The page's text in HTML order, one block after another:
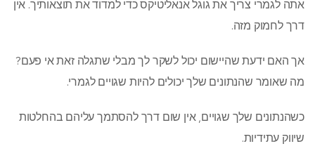
אתה לגמרי צריך את גוגל אנאליטיקס כדי למדוד את תוצאותיך. אין
דרך לחמוק מזה.
אך האם ידעת שהיישום יכול לשקר לך מבלי שתגלה זאת אי פעם?
מה שאומר שהנתונים שלך יכולים להיות שגויים לגמרי.
כשהנתונים שלך שגויים, אין שום דרך להסתמך עליהם בהחלטות
שיווק עתידיות.